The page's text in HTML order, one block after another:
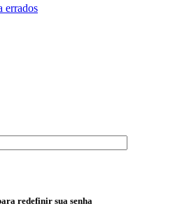
errados
redefinir sua senha